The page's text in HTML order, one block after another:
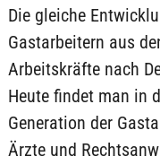
Die gleiche
Gastarbeitern aus
Arbeitskräfte nach
Heute findet man in
Generation der
Ärzte und